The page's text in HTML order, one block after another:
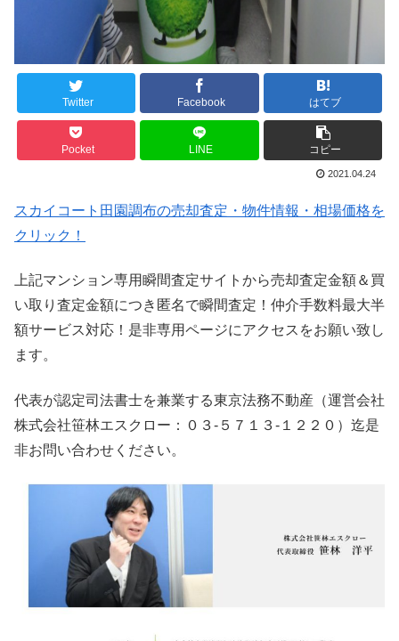
Twitter Facebook はてブ
Pocket LINE コピー
2021.04.24
スカイコート田園調布の売却査定・物件情報・相場価格を
クリック！
上記マンション専用瞬間査定サイトから売却査定金額＆買
い取り査定金額につき匿名で瞬間査定！仲介手数料最大半
額サービス対応！是非専用ページにアクセスをお願い致し
ます。
代表が認定司法書士を兼業する東京法務不動産（運営会社
株式会社笹林エスクロー：０３-５７１３-１２２０）迄是
非お問い合わせください。